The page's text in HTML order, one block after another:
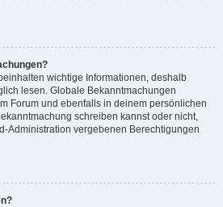
wichtige Informationen, deshalb
lesen. Globale Bekanntmachungen
Forum und ebenfalls in deinem persönlichen
schreiben kannst oder nicht,
Administration vergebenen Berechtigungen